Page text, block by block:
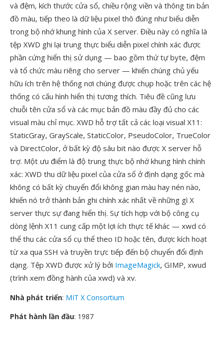
và đệm, kích thước cửa sổ, chiều rộng viền và thông tin bản
đồ màu, tiếp theo là dữ liệu pixel thô đúng như biểu diễn
trong bộ nhớ khung hình của X server. Điều này có nghĩa là
tệp XWD ghi lại trung thực biểu diễn pixel chính xác được
phần cứng hiển thị sử dụng — bao gồm thứ tự byte, đệm
và tổ chức màu riêng cho server — khiến chúng chủ yếu
hữu ích trên hệ thống nơi chúng được chụp hoặc trên các hệ
thống có cấu hình hiển thị tương thích. Tiêu đề cũng lưu
chuỗi tên cửa sổ và các mục bản đồ màu đầy đủ cho các
visual màu chỉ mục. XWD hỗ trợ tất cả các loại visual X11:
StaticGray, GrayScale, StaticColor, PseudoColor, TrueColor
và DirectColor, ở bất kỳ độ sâu bit nào được X server hỗ
trợ. Một ưu điểm là độ trung thực bộ nhớ khung hình chính
xác: XWD thu dữ liệu pixel của cửa sổ ở định dạng gốc mà
không có bất kỳ chuyển đổi không gian màu hay nén nào,
khiến nó trở thành bản ghi chính xác nhất về những gì X
server thực sự đang hiển thị. Sự tích hợp với bộ công cụ
dòng lệnh X11 cung cấp một lợi ích thực tế khác — xwd có
thể thu các cửa sổ cụ thể theo ID hoặc tên, được kích hoạt
từ xa qua SSH và truyền trực tiếp đến bộ chuyển đổi định
dạng. Tệp XWD được xử lý bởi ImageMagick, GIMP, xwud
(trình xem đồng hành của xwd) và xv.
Nhà phát triển: MIT X Consortium
Phát hành lần đầu: 1987